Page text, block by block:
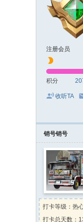
注册会员
积分
收听TA
销号销号
打卡等级：热
打卡总天数：